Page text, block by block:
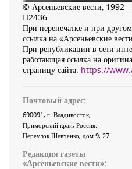
© Арсеньевские вести,
П2436
При перепечатке и при
ссылка на «Арсеньевские
При републикации в сети
работающая ссылка на
страницу сайта: https://
Почтовый адрес:
690091, г. Владивосток,
Приморский край, Россия
Переулок Шевченко, дом 9, 27
Редакция газеты
«Арсеньевские вести»: